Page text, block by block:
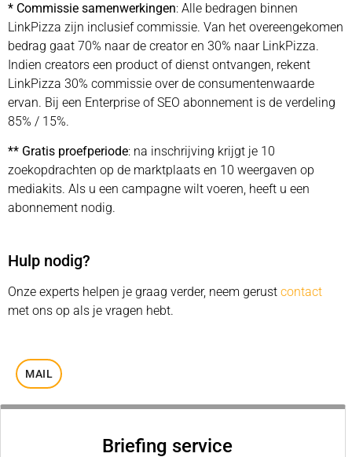
* Commissie samenwerkingen: Alle bedragen binnen
LinkPizza zijn inclusief commissie. Van het overeengekomen
bedrag gaat 70% naar de creator en 30% naar LinkPizza.
Indien creators een product of dienst ontvangen, rekent
LinkPizza 30% commissie over de consumentenwaarde
ervan. Bij een Enterprise of SEO abonnement is de verdeling
85% / 15%.
** Gratis proefperiode: na inschrijving krijgt je 10
zoekopdrachten op de marktplaats en 10 weergaven op
mediakits. Als u een campagne wilt voeren, heeft u een
abonnement nodig.
Hulp nodig?
Onze experts helpen je graag verder, neem gerust contact
met ons op als je vragen hebt.
MAIL
Briefing service